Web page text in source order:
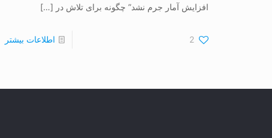
افزایش آمار جرم نشد” چگونه برای تلاش در […]
2 اطلاعات بیشتر